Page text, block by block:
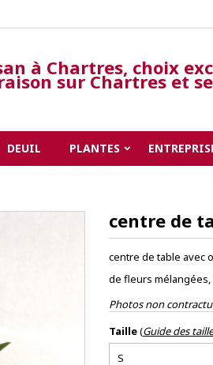
à Chartres, choix
sur Chartres et
DEUIL PLANTES
centre de
centre de table avec
de fleurs
Photos non
Taille(Guide des